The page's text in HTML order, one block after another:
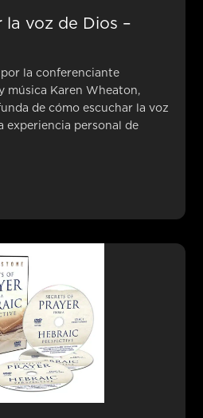
la voz de Dios –
la conferenciante
música Karen Wheaton,
de cómo escuchar la voz
experiencia personal de